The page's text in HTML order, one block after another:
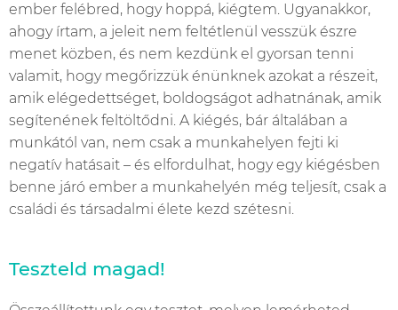
ember felébred, hogy hoppá, kiégtem. Ugyanakkor,
ahogy írtam, a jeleit nem feltétlenül vesszük észre
menet közben, és nem kezdünk el gyorsan tenni
valamit, hogy megőrizzük énünknek azokat a részeit,
amik elégedettséget, boldogságot adhatnának, amik
segítenének feltöltődni. A kiégés, bár általában a
munkától van, nem csak a munkahelyen fejti ki
negatív hatásait – és elfordulhat, hogy egy kiégésben
benne járó ember a munkahelyén még teljesít, csak a
családi és társadalmi élete kezd szétesni.
Teszteld magad!